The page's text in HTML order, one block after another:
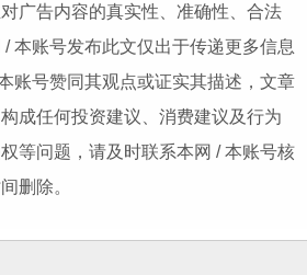
广告内容的真实性、准确性、合法
本账号发布此文仅出于传递更多信息
账号赞同其观点或证实其描述，文章
成任何投资建议、消费建议及行为
等问题，请及时联系本网 / 本账号核
删除。